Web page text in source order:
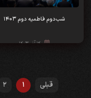
شب‌دوم فاطمیه دوم ۱۴۰۳
۱۴ آذر ۱۴۰۳
قبلی 1
2